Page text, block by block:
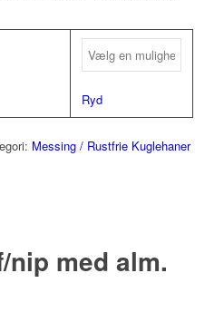
Ryd
Messing / Rustfrie Kuglehaner
nip med alm.